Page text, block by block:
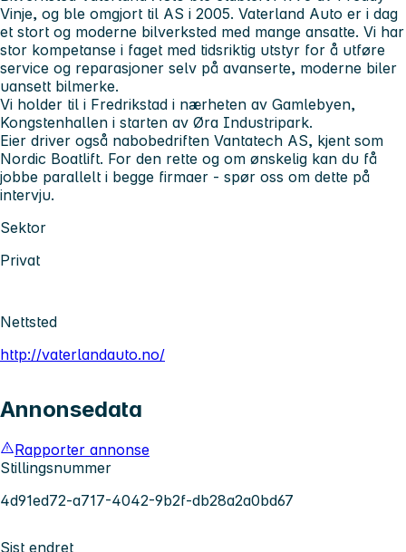
Vinje, og ble omgjort til AS i 2005. Vaterland Auto er i dag
et stort og moderne bilverksted med mange ansatte. Vi har
stor kompetanse i faget med tidsriktig utstyr for å utføre
service og reparasjoner selv på avanserte, moderne biler
uansett bilmerke.
Vi holder til i Fredrikstad i nærheten av Gamlebyen,
Kongstenhallen i starten av Øra Industripark.
Eier driver også nabobedriften Vantatech AS, kjent som
Nordic Boatlift. For den rette og om ønskelig kan du få
jobbe parallelt i begge firmaer - spør oss om dette på
intervju.
Sektor
Privat
Nettsted
http://vaterlandauto.no/
Annonsedata
Rapporter annonse
Stillingsnummer
4d91ed72-a717-4042-9b2f-db28a2a0bd67
Sist endret